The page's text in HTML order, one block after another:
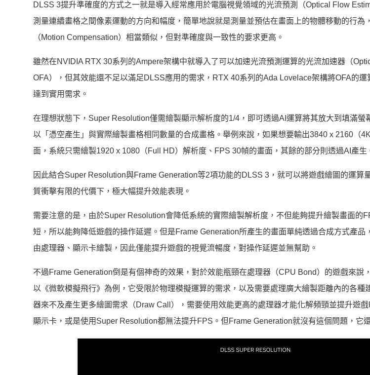
DLSS 3提升準確度的方式之一就是導入經常應用於電腦視覺領域的光流預測（Optical Flow
測量連續畫格之間像素運動的方向和幅度，簡單地說就是測量並預估在畫面上的物體移動的行為
（Motion Compensation）相當類似，但對準確度與一致性的要求更高。
雖然在NVIDIA RTX 30系列的Ampere架構中就導入了可以加速光流預測運算的光流加速器（
OFA），但其效能還不足以滿足DLSS應用的需求，RTX 40系列的Ada Lovelace架構將OFA的
達到實用需求。
在理想狀態下，Super Resolution僅需繪製顯示解析度的1/4，即可透過AI運算將其放大到填滿螢
以「憑空產生」與實際繪製畫格相同數量的合成畫格。舉例來說，如果想要輸出3840 x 2160（
面，系統只需繪製1920 x 1080（Full HD）解析度、FPS 30幀的畫面，其餘的部分則透過AI產生
因此結合Super Resolution與Frame Generation等2項功能的DLSS 3，就可以將遊戲繪圖的運算
質衝擊有限的代價下，極大幅提升效能表現。
需要注意的是，由於Super Resolution會降低系統的實際繪製解析度，不但能夠提升繪製畫面的
短，所以能夠降低遊戲的操作延遲。但是Frame Generation所產生的畫面單純透過合成方式產品
由處理器、顯示卡繪製，因此僅能提升遊戲的視覺流暢度，對操作延遲並無幫助。
不過Frame Generation倒是有個神奇的效果，對於效能瓶頸在處理器（CPU Bond）的遊戲來說
以《微軟模擬飛行》為例，它受限於物理模擬運算的需求，以及需要處理廣大繪製距離內的各種
器來不及產生更多繪圖需求（Draw Call），需要使用效能更高的處理器才能化解頻頸並提升遊
顯示卡，或是使用Super Resolution都無法提升FPS。但Frame Generation就沒有這個問題，它